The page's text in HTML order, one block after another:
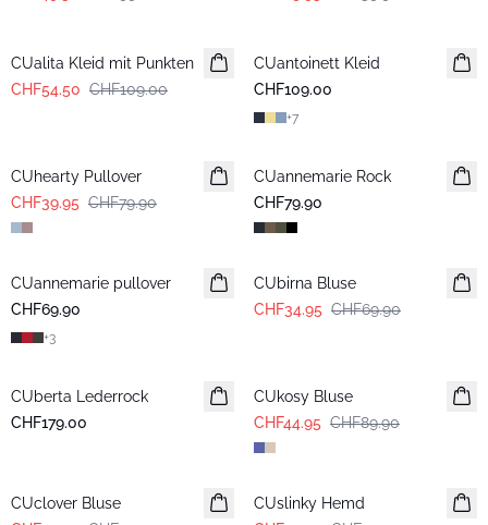
CUalita Kleid mit Punkten
CHF54.50 CHF109.00
Neuheiten
CUantoinett Kleid
CHF109.00
+7
CUhearty Pullover
CHF39.95 CHF79.90
CUannemarie Rock
CHF79.90
CUannemarie pullover
CHF69.90
+3
-50%
CUbirna Bluse
CHF34.95 CHF69.90
CUberta Lederrock
CHF179.00
CUkosy Bluse
CHF44.95 CHF89.90
CUclover Bluse
-50%
CUslinky Hemd